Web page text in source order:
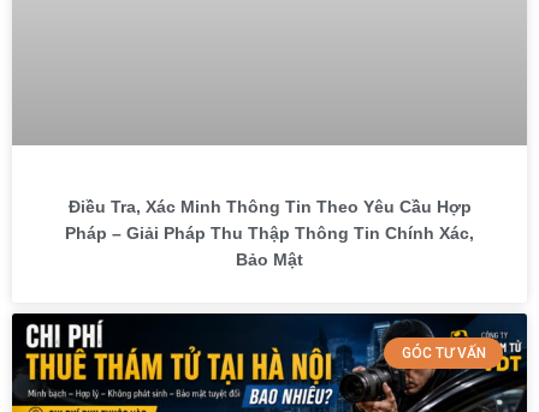
Điều Tra, Xác Minh Thông Tin Theo Yêu Cầu Hợp
Pháp – Giải Pháp Thu Thập Thông Tin Chính Xác,
Bảo Mật
GÓC TƯ VẤN